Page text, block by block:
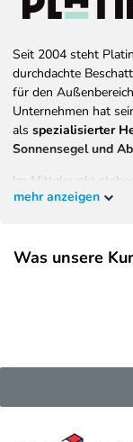
Seit 2004 steht
durchdachte
für den
Unternehmen hat
als spezialisierter
Sonnensegel und
Im Mittelpunkt
Materialien und eine
Terrasse oder dem
Ergebnis ist eine
Funktionalität,
mehr anzeigen
Was unsere